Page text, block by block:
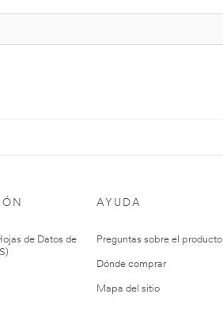
de Datos de
AYUDA
Preguntas sobre el producto
Dónde comprar
Mapa del sitio